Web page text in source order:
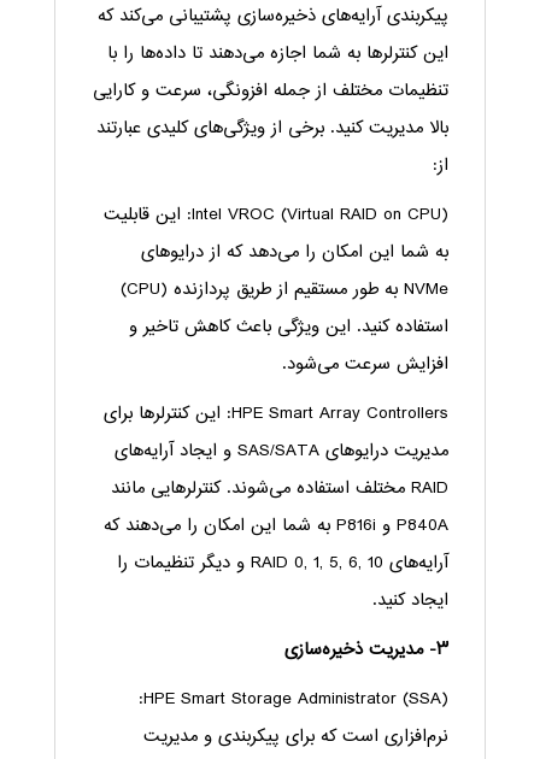
پیکربندی آرایه‌های ذخیره‌سازی پشتیبانی می‌کند که
این کنترلرها به شما اجازه می‌دهند تا داده‌ها را با
تنظیمات مختلف از جمله افزونگی، سرعت و کارایی
بالا مدیریت کنید. برخی از ویژگی‌های کلیدی عبارتند
از:
Intel VROC (Virtual RAID on CPU): این قابلیت
به شما این امکان را می‌دهد که از درایوهای
NVMe به طور مستقیم از طریق پردازنده (CPU)
استفاده کنید. این ویژگی باعث کاهش تاخیر و
افزایش سرعت می‌شود.
HPE Smart Array Controllers: این کنترلرها برای
مدیریت درایوهای SAS/SATA و ایجاد آرایه‌های
RAID مختلف استفاده می‌شوند. کنترلرهایی مانند
P840A و P816i به شما این امکان را می‌دهند که
آرایه‌های RAID 0, 1, 5, 6, 10 و دیگر تنظیمات را
ایجاد کنید.
۳- مدیریت ذخیره‌سازی
HPE Smart Storage Administrator (SSA):
نرم‌افزاری است که برای پیکربندی و مدیریت